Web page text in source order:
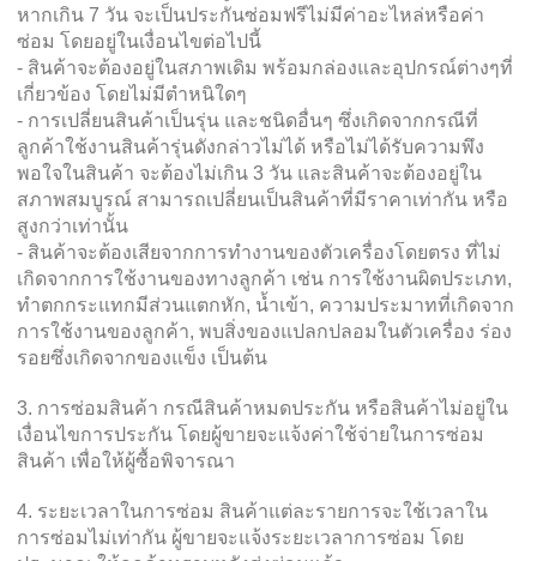
หากเกิน 7 วัน จะเป็นประกันซ่อมฟรีไม่มีค่าอะไหล่หรือค่า
ซ่อม โดยอยู่ในเงื่อนไขต่อไปนี้
- สินค้าจะต้องอยู่ในสภาพเดิม พร้อมกล่องและอุปกรณ์ต่างๆที่
เกี่ยวข้อง โดยไม่มีตำหนิใดๆ
- การเปลี่ยนสินค้าเป็นรุ่น และชนิดอื่นๆ ซึ่งเกิดจากกรณีที่
ลูกค้าใช้งานสินค้ารุ่นดังกล่าวไม่ได้ หรือไม่ได้รับความพึง
พอใจในสินค้า จะต้องไม่เกิน 3 วัน และสินค้าจะต้องอยู่ใน
สภาพสมบูรณ์ สามารถเปลี่ยนเป็นสินค้าที่มีราคาเท่ากัน หรือ
สูงกว่าเท่านั้น
- สินค้าจะต้องเสียจากการทำงานของตัวเครื่องโดยตรง ที่ไม่
เกิดจากการใช้งานของทางลูกค้า เช่น การใช้งานผิดประเภท,
ทำตกกระแทกมีส่วนแตกหัก, น้ำเข้า, ความประมาทที่เกิดจาก
การใช้งานของลูกค้า, พบสิ่งของแปลกปลอมในตัวเครื่อง ร่อง
รอยซึ่งเกิดจากของแข็ง เป็นต้น
3. การซ่อมสินค้า กรณีสินค้าหมดประกัน หรือสินค้าไม่อยู่ใน
เงื่อนไขการประกัน โดยผู้ขายจะแจ้งค่าใช้จ่ายในการซ่อม
สินค้า เพื่อให้ผู้ซื้อพิจารณา
4. ระยะเวลาในการซ่อม สินค้าแต่ละรายการจะใช้เวลาใน
การซ่อมไม่เท่ากัน ผู้ขายจะแจ้งระยะเวลาการซ่อม โดย